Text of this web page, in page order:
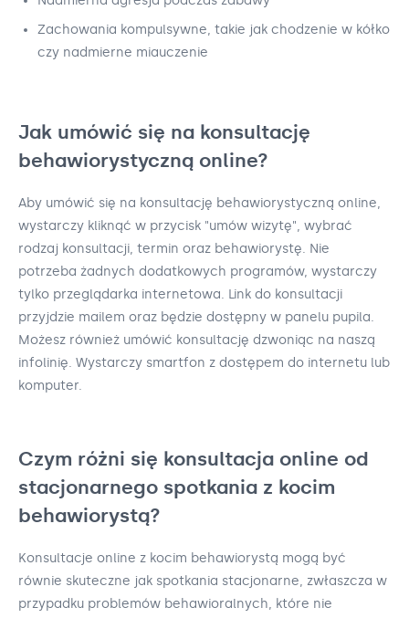
Zachowania kompulsywne, takie jak chodzenie w kółko
czy nadmierne miauczenie
Jak umówić się na konsultację
behawiorystyczną online?
Aby umówić się na konsultację behawiorystyczną online,
wystarczy kliknąć w przycisk "umów wizytę", wybrać
rodzaj konsultacji, termin oraz behawiorystę. Nie
potrzeba żadnych dodatkowych programów, wystarczy
tylko przeglądarka internetowa. Link do konsultacji
przyjdzie mailem oraz będzie dostępny w panelu pupila.
Możesz również umówić konsultację dzwoniąc na naszą
infolinię. Wystarczy smartfon z dostępem do internetu lub
komputer.
Czym różni się konsultacja online od
stacjonarnego spotkania z kocim
behawiorystą?
Konsultacje online z kocim behawiorystą mogą być
równie skuteczne jak spotkania stacjonarne, zwłaszcza w
przypadku problemów behawioralnych, które nie